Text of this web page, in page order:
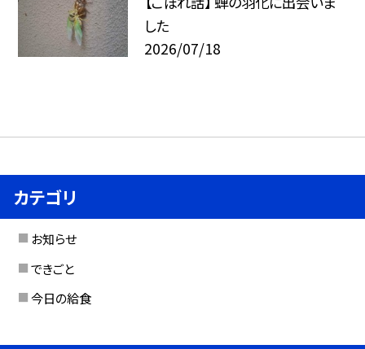
した
2026/07/18
カテゴリ
お知らせ
できごと
今日の給食